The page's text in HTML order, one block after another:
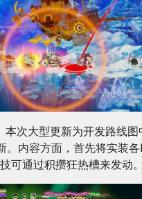
本次大型更新为开发路线
。内容方面，首先将实装
可通过积攒狂热槽来发动